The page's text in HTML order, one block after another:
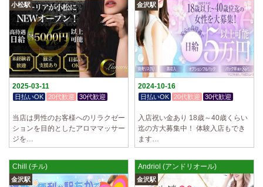
小松駅
2025-03-11
日払いOK 20代歓迎
30代歓迎
当店は男性のお客様へのリラクゼー
ションを目的としたアロママッサー
ジを…
金沢駅
2024-10-16
日払いOK 20代歓迎
30代歓迎
入店祝い金あり 18歳～40歳くらい
迄の方大募集中！ 体験入店もでき
ます…
Chill (チル)
金沢駅
Andriol (アンドリオール)
金沢駅